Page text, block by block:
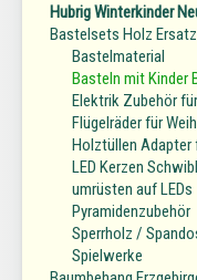
Hubrig Winterkinder
Bastelsets Holz
Bastelmaterial
Basteln mit Kinder
Elektrik Zubehör
Flügelräder für
Holztüllen Adapter
LED Kerzen
umrüsten auf LEDs
Pyramidenzubehör
Sperrholz /
Spielwerke